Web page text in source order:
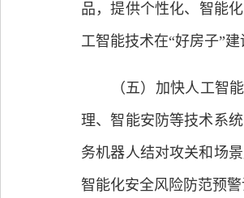
品，提供个性化、智能
工智能技术在“好房子”建
（五）加快人工智能+
理、智能安防等技术系
务机器人结对攻关和场
智能化安全风险防范预警